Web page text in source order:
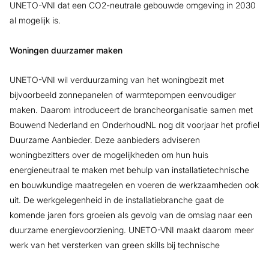
UNETO-VNI dat een CO2-neutrale gebouwde omgeving in 2030
al mogelijk is.
Woningen duurzamer maken
UNETO-VNI wil verduurzaming van het woningbezit met
bijvoorbeeld zonnepanelen of warmtepompen eenvoudiger
maken. Daarom introduceert de brancheorganisatie samen met
Bouwend Nederland en OnderhoudNL nog dit voorjaar het profiel
Duurzame Aanbieder. Deze aanbieders adviseren
woningbezitters over de mogelijkheden om hun huis
energieneutraal te maken met behulp van installatietechnische
en bouwkundige maatregelen en voeren de werkzaamheden ook
uit. De werkgelegenheid in de installatiebranche gaat de
komende jaren fors groeien als gevolg van de omslag naar een
duurzame energievoorziening. UNETO-VNI maakt daarom meer
werk van het versterken van green skills bij technische